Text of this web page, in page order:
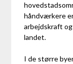
håndværkere
arbejdskraft
landet.
I de større